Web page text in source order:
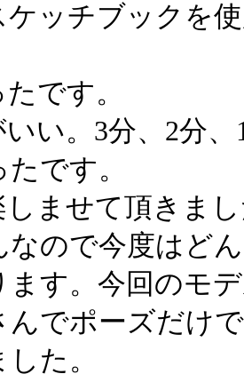
ケッチブックを
です。
いい。3分、2分
です。
しませて頂きま
なので今度はど
ます。今回のモ
んでポーズだけ
た。